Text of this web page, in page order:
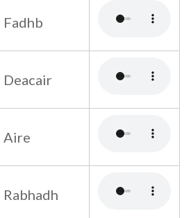
Fadhb
Deacair
Aire
Rabhadh